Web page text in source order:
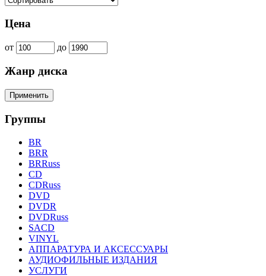
Цена
от до
Жанр диска
Группы
BR
BRR
BRRuss
CD
CDRuss
DVD
DVDR
DVDRuss
SACD
VINYL
АППАРАТУРА И АКСЕССУАРЫ
АУДИОФИЛЬНЫЕ ИЗДАНИЯ
УСЛУГИ